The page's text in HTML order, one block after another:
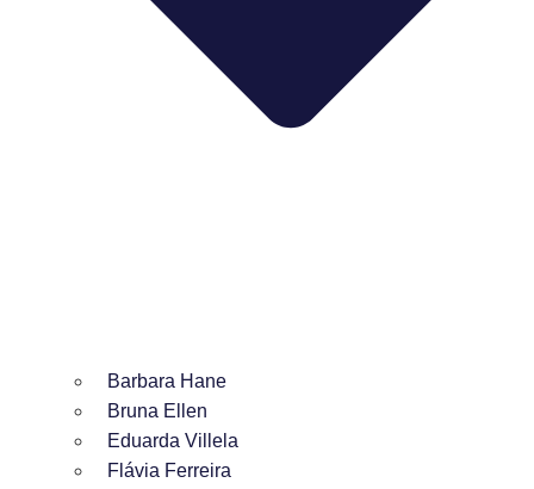
Barbara Hane
Bruna Ellen
Eduarda Villela
Flávia Ferreira